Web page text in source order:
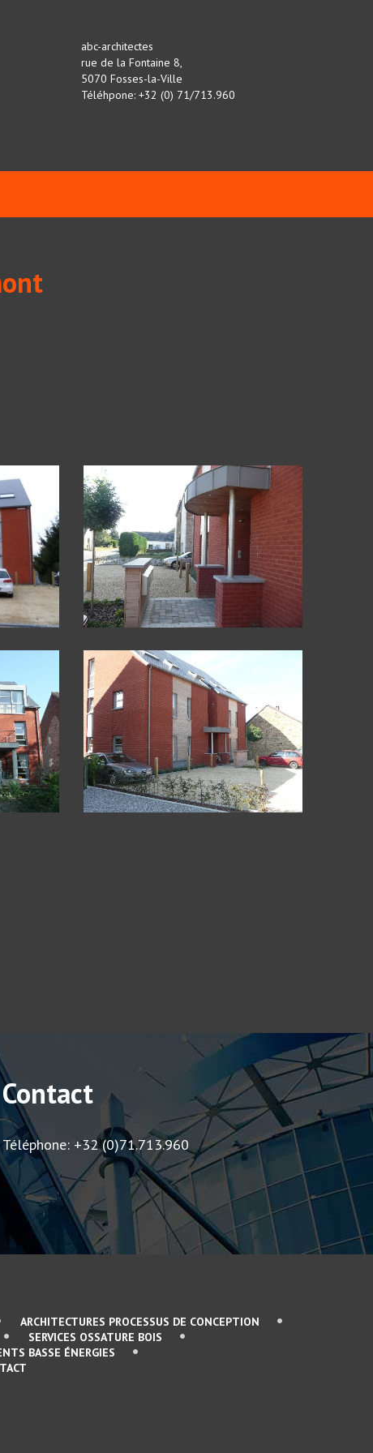
abc-architectes
rue de la Fontaine 8,
5070 Fosses-la-Ville
Téléhpone: +32 (0) 71/713.960
Contact
Téléphone: +32 (0)71.713.960
ARCHITECTURES PROCESSUS DE CONCEPTION
SERVICES OSSATURE BOIS
BASSE ÉNERGIES